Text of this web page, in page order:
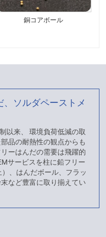
銅コアボール
ソルダペーストメ
以来、 環境負荷低減の取
品の耐熱性の観点からも
ーはんだの需要は飛躍的
サービスを柱に鉛フリー
、はんだボール、フラッ
など豊富に取り揃えてい